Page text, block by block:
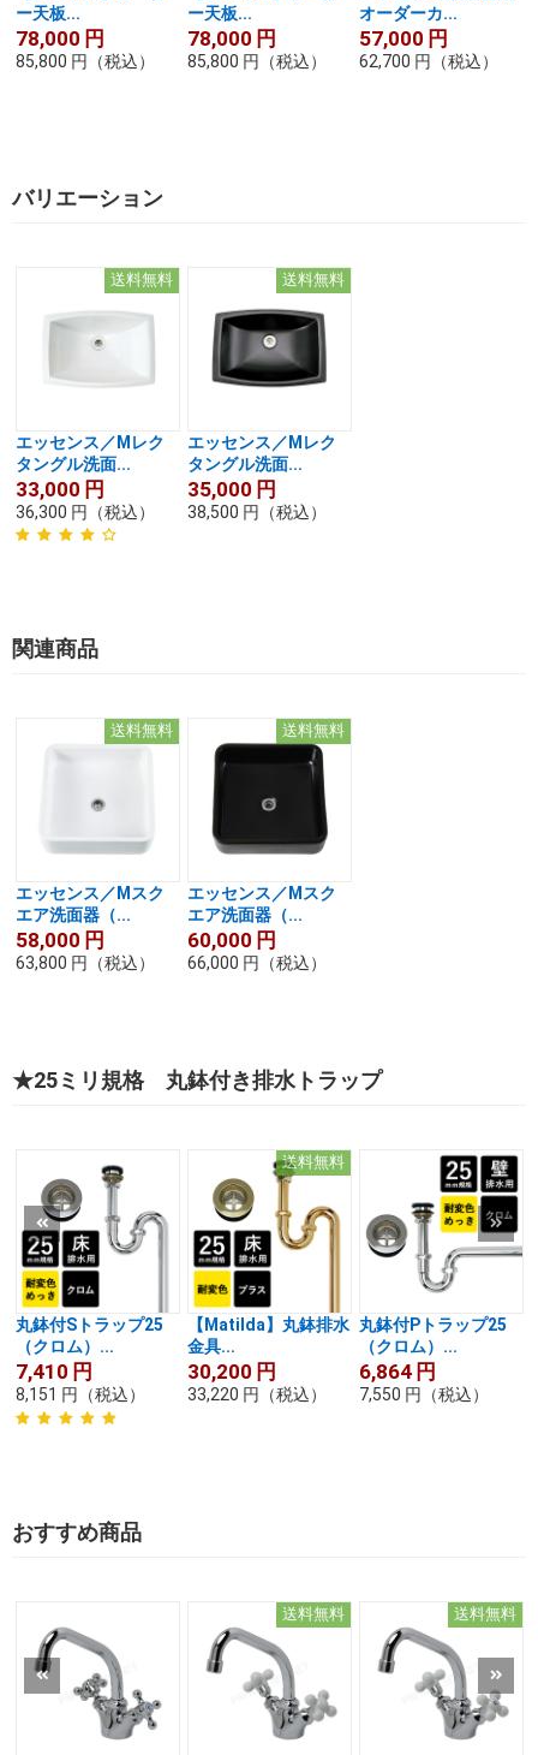
ー天板...
78,000 円
85,800 円 （税込）
ー天板...
78,000 円
85,800 円 （税込）
オーダーカ...
57,000 円
62,700 円 （税込）
バリエーション
送料無料
エッセンス／Mレク
タングル洗面...
33,000 円
36,300 円 （税込）
送料無料
エッセンス／Mレク
タングル洗面...
35,000 円
38,500 円 （税込）
関連商品
送料無料
エッセンス／Mスク
エア洗面器（...
58,000 円
63,800 円 （税込）
送料無料
エッセンス／Mスク
エア洗面器（...
60,000 円
66,000 円 （税込）
★25ミリ規格 丸鉢付き排水トラップ
丸鉢付Sトラップ25
（クロム）...
7,410 円
8,151 円 （税込）
送料無料
【Matilda】丸鉢排水
金具...
30,200 円
33,220 円 （税込）
丸鉢付Pトラップ25
（クロム）...
6,864 円
7,550 円 （税込）
おすすめ商品
送料無料 送料無料